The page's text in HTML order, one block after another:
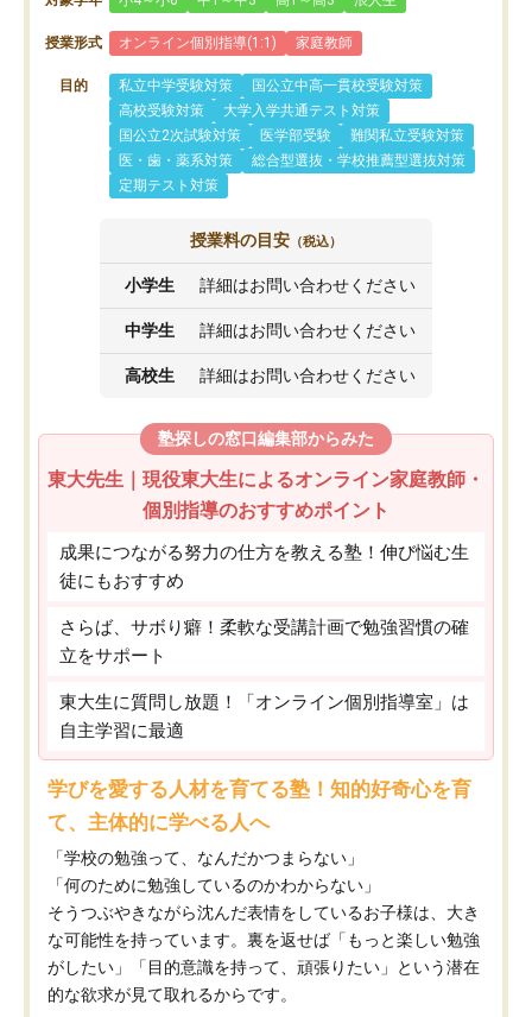
授業形式 オンライン個別指導(1:1) 家庭教師
目的 私立中学受験対策
国公立中高一貫校受験対策
高校受験対策
大学入学共通テスト対策
国公立2次試験対策
医学部受験
難関私立受験対策
医・歯・薬系対策
総合型選抜・学校推薦型選抜対策
定期テスト対策
授業料の目安 （税込）
小学生 詳細はお問い合わせください
中学生 詳細はお問い合わせください
高校生 詳細はお問い合わせください
塾探しの窓口編集部からみた
東大先生｜現役東大生によるオンライン家庭教師・
個別指導のおすすめポイント
成果につながる努力の仕方を教える塾！伸び悩む生
徒にもおすすめ
さらば、サボり癖！柔軟な受講計画で勉強習慣の確
立をサポート
東大生に質問し放題！「オンライン個別指導室」は
自主学習に最適
学びを愛する人材を育てる塾！知的好奇心を育
て、主体的に学べる人へ
「学校の勉強って、なんだかつまらない」
「何のために勉強しているのかわからない」
そうつぶやきながら沈んだ表情をしているお子様は、大き
な可能性を持っています。裏を返せば「もっと楽しい勉強
がしたい」「目的意識を持って、頑張りたい」という潜在
的な欲求が見て取れるからです。